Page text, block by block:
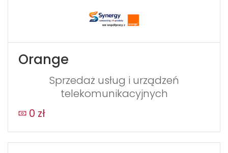
Orange
Sprzedaż usług i urządzeń
telekomunikacyjnych
0 zł